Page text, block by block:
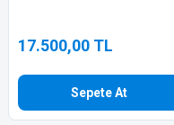
17.500,00 TL
Sepete At